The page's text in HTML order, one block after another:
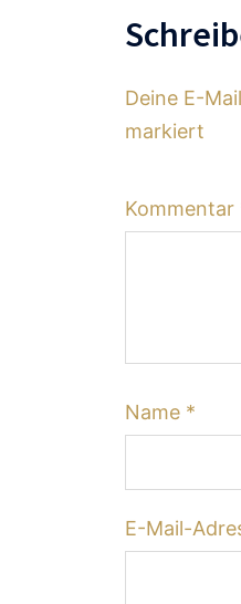
Deine E-
markiert
Kommentar
Name *
E-Mail-